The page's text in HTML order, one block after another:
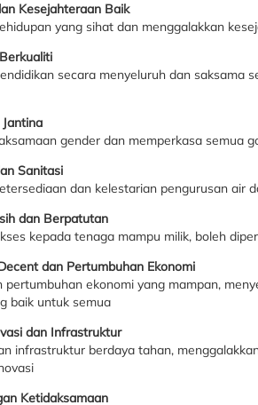
Kesejahteraan Baik
yang sihat dan menggalakkan
secara menyeluruh dan saksama
gender dan memperkasa semua
Sanitasi
dan kelestarian pengurusan air
dan Berpatutan
kepada tenaga mampu milik, boleh
dan Pertumbuhan Ekonomi
pertumbuhan ekonomi yang mampan,
baik untuk semua
dan Infrastruktur
infrastruktur berdaya tahan,
Ketidaksamaan